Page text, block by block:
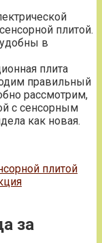
плитой.
в
плита
правильный
рассмотрим,
с сенсорным
как новая.
плитой
за